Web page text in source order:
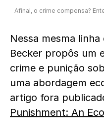
Afinal, o crime compensa?
Nessa mesma
Becker propôs um
crime e punição
uma abordagem
artigo fora
Punishment: An